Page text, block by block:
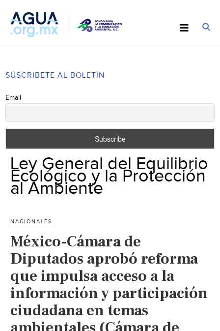
SÚSCRIBETE AL BOLETÍN
Email
Ley General del Equilibrio
Ecológico y la Protección
al Ambiente
NACIONALES
México-Cámara de
Diputados aprobó reforma
que impulsa acceso a la
información y participación
ciudadana en temas